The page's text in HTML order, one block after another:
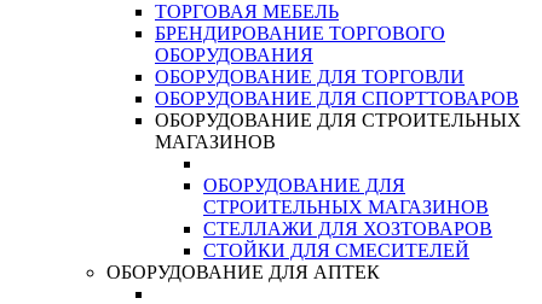
ТОРГОВАЯ МЕБЕЛЬ
БРЕНДИРОВАНИЕ ТОРГОВОГО
ОБОРУДОВАНИЯ
ОБОРУДОВАНИЕ ДЛЯ ТОРГОВЛИ
ОБОРУДОВАНИЕ ДЛЯ СПОРТТОВАРОВ
ОБОРУДОВАНИЕ ДЛЯ СТРОИТЕЛЬНЫХ
МАГАЗИНОВ
ОБОРУДОВАНИЕ ДЛЯ
СТРОИТЕЛЬНЫХ МАГАЗИНОВ
СТЕЛЛАЖИ ДЛЯ ХОЗТОВАРОВ
СТОЙКИ ДЛЯ СМЕСИТЕЛЕЙ
ОБОРУДОВАНИЕ ДЛЯ АПТЕК